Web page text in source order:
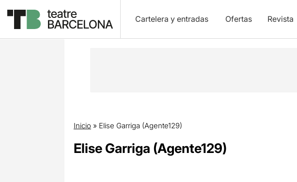
Cartelera y entradas Ofertas Revista
Inicio » Elise Garriga (Agente129)
Elise Garriga (Agente129)